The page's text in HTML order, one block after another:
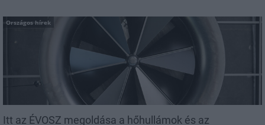
Országos hírek
Itt az ÉVOSZ megoldása a hőhullámok és az